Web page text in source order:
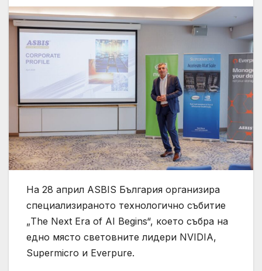
На 28 април ASBIS България организира
специализираното технологично събитие
„The Next Era of AI Begins“, което събра на
едно място световните лидери NVIDIA,
Supermicro и Everpure.